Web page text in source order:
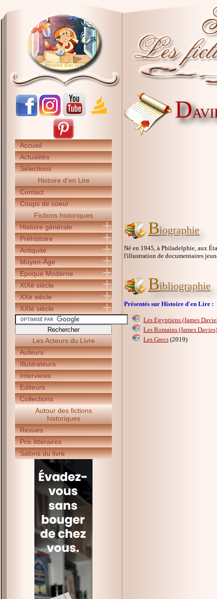
Accueil
Actualités
Sélections
Histoire d'en Lire
Contact
Coups de coeur
Fictions historiques
Histoire générale
Préhistoire
Antiquité
Moyen-Âge
Epoque Moderne
XIXè siècle
XXè siècle
XXIè siècle
Les Acteurs du Livre
Auteurs
Illustrateurs
Interviews
Editeurs
Collections
Autour des fictions
historiques
Revues
Prix littéraires
Salons du livre
D
Biographie
Né en 1945, à Philadelphie, aux
l'illustration de documentaires
Bibliographie
Présentés sur Histoire d'en Lire :
Les Egyptiens (James
Les Romains (James Davies)
Les Grecs (2019)